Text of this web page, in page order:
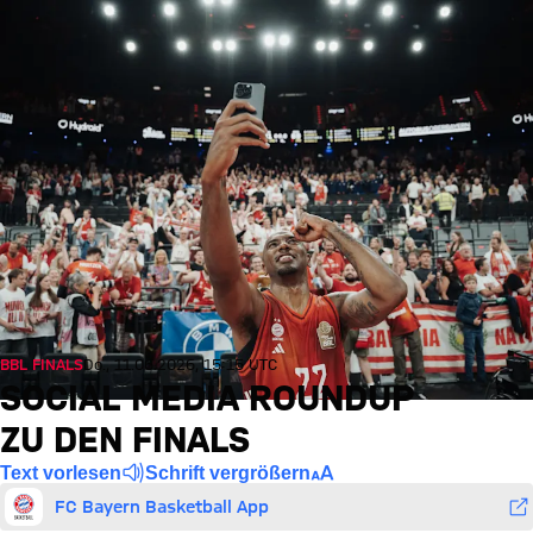
BBL FINALSDo., 11.06.2026, 15:15 UTC
SOCIAL MEDIA ROUNDUP
ZU DEN FINALS
Text vorlesen Schrift vergrößern
FC Bayern Basketball App